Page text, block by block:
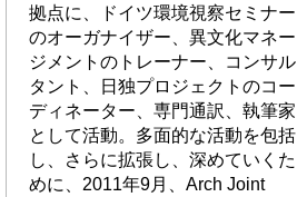
拠点に、ドイツ環境視察セミナー
のオーガナイザー、異文化マネー
ジメントのトレーナー、コンサル
タント、日独プロジェクトのコー
ディネーター、専門通訳、執筆家
として活動。多面的な活動を包括
し、さらに拡張し、深めていくた
めに、2011年9月、Arch Joint